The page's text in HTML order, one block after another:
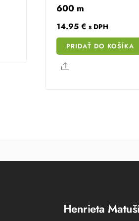
600 m
14.95€ s DPH
PRIDAŤ DO KOŠÍKA
Share
Henrieta